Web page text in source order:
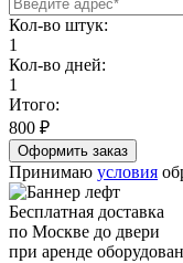
Кол-во штук:
1
Кол-во дней:
1
Итого:
800 ₽
Принимаю условия
Бесплатная доставка
по Москве до двери
при аренде